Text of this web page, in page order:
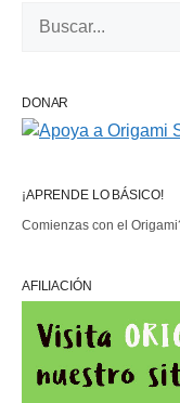
DONAR
¡APRENDE LO BÁSICO!
Comienzas con el
AFILIACIÓN